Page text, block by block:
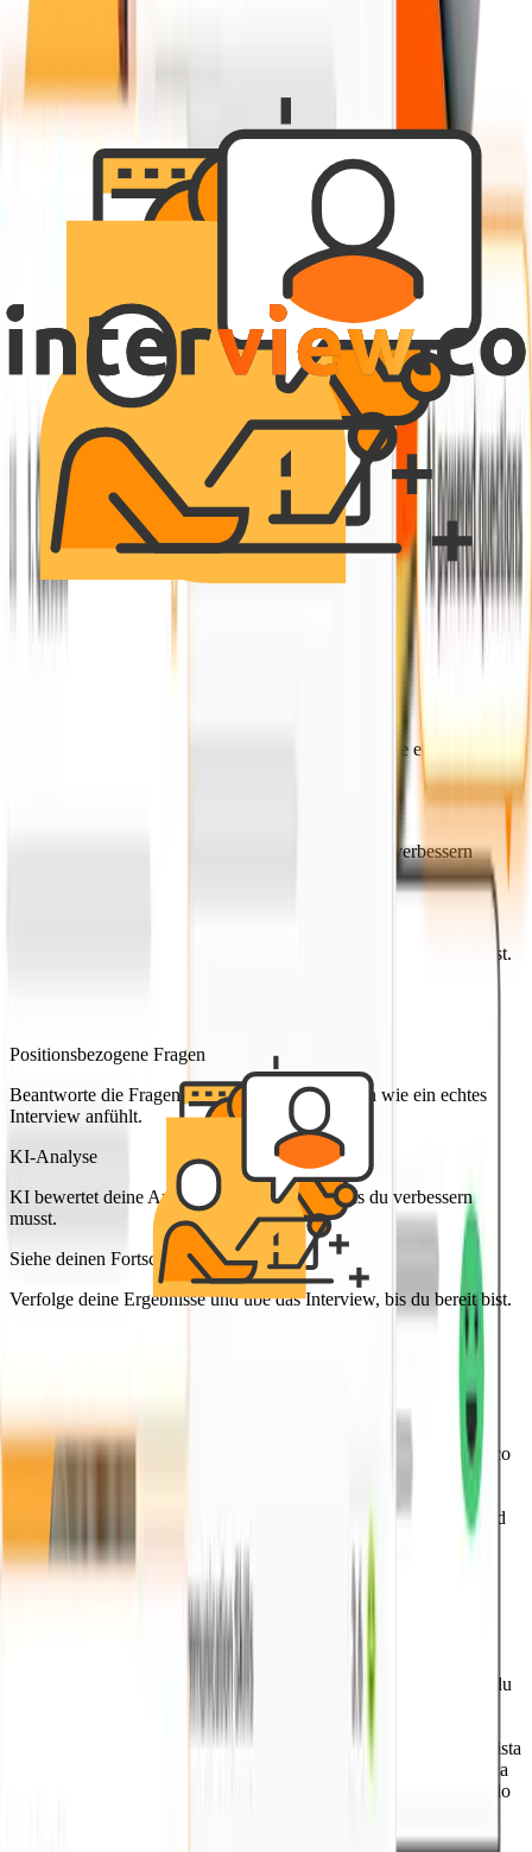
Wie funktioniert das?
Beantworte die Fragen in einem Format, das sich wie ein echtes
KI bewertet deine Antworten und zeigt dir, was du verbessern
Verfolge deine Ergebnisse und übe das Interview, bis du bereit bist.
Positionsbezogene Fragen
Beantworte die Fragen in einem Format, das sich wie ein echtes
Interview anfühlt.
KI-Analyse
KI bewertet deine Antworten und zeigt dir, was du verbessern
musst.
Siehe deinen Fortschritt
Verfolge deine Ergebnisse und übe das Interview, bis du bereit bist.
Das KI-Interview generiert maßgeschneiderte Übungssitzungen
basierend auf deinen gespeicherten Jobpositionen. Mit interview.co
kannst du mit jobspezifischen Fragen üben, die auf deine Rolle
zugeschnitten sind. Wenn du ein bevorstehendes Interview über
interview.co hast, kannst du mit derselben Benutzeroberfläche und
dem gleichen Format üben, die du in deinem echten Interview
treffen wirst, wodurch die Übungssitzung noch realistischer wird.
2. Wird das KI-Interview realistisch sein?
Definitiv! Das KI-Interview wurde entwickelt, um das Erlebnis
eines echten Video-Interviews nachzuahmen. Es bietet eine
asynchrone Video-Interview-Umgebung, die widerspiegelt, was du
in einem Live-Interview erleben würdest, und bietet ein wirklich
authentisches Übungserlebnis. ¡Definitivamente! El AI Mock
Interview está diseñado para replicar la experiencia de una entrevista
de video real. Ofrece un entorno de entrevista de video asincrónica
que refleja lo que enfrentarías en una entrevista en vivo, ofreciendo